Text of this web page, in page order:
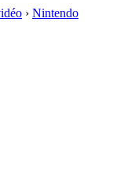
› Nintendo